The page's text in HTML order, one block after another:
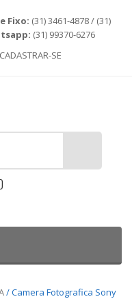
Fixo: (31) 3461-4878 / (31)
(31) 99370-6276
CADASTRAR-SE
/ Camera Fotografica Sony